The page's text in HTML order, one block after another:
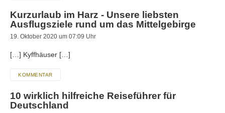
Kurzurlaub im Harz - Unsere liebsten
Ausflugsziele rund um das Mittelgebirge
19. Oktober 2020 um 07:09 Uhr
[…] Kyffhäuser […]
KOMMENTAR
10 wirklich hilfreiche Reiseführer für
Deutschland